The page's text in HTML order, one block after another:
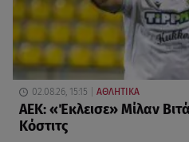
02.08.26, 15:15 ΑΘΛΗΤΙΚΑ
ΑΕΚ: «Έκλεισε» Μίλαν
Κόστιτς